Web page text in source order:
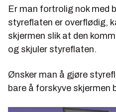
Er man fortrolig nok med
styreflaten er overflødig,
skjermen slik at den
og skjuler styreflaten.
Ønsker man å gjøre
bare å forskyve skjermen